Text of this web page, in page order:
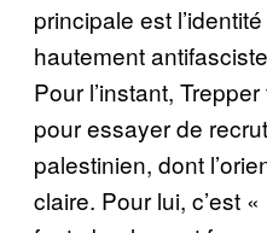
principale est
hautement
Pour l’instant,
pour essayer de
palestinien, dont
claire. Pour lui, c’est